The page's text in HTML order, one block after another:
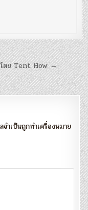
โดย Tent How →
จำเป็นถูกทำเครื่องหมาย